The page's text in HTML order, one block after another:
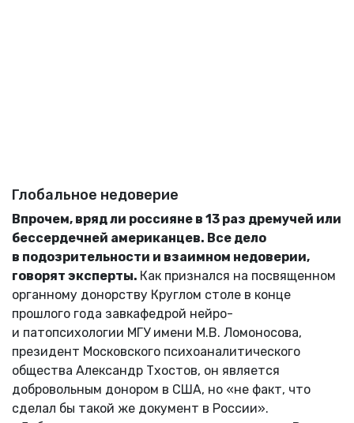
Глобальное недоверие
Впрочем, вряд ли россияне в 13 раз дремучей или
бессердечней американцев. Все дело
в подозрительности и взаимном недоверии,
говорят эксперты. Как признался на посвященном
органному донорству Круглом столе в конце
прошлого года завкафедрой нейро-
и патопсихологии МГУ имени М.В. Ломоносова,
президент Московского психоаналитического
общества Александр Тхостов, он является
добровольным донором в США, но «не факт, что
сделал бы такой же документ в России».